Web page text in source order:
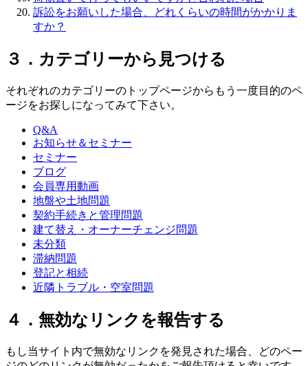
訴訟をお願いした場合、どれくらいの時間がかかりま
すか？
３．カテゴリーから見つける
それぞれのカテゴリーのトップページからもう一度目的のペ
ージをお探しになってみて下さい。
Q&A
お知らせ＆セミナー
セミナー
ブログ
会員専用動画
地盤や土地問題
契約手続きと管理問題
建て替え・オーナーチェンジ問題
未分類
滞納問題
登記と相続
近隣トラブル・空室問題
４．無効なリンクを報告する
もし当サイト内で無効なリンクを発見された場合、どのペー